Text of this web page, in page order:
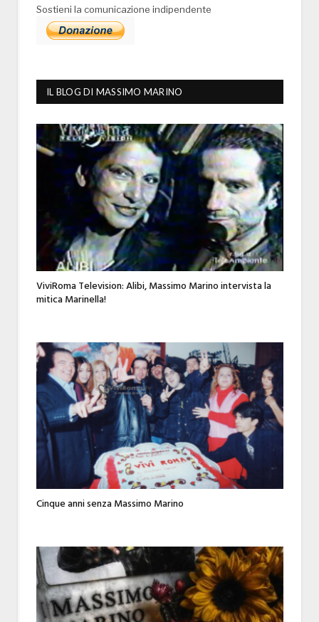
Sostieni la comunicazione indipendente
IL BLOG DI MASSIMO MARINO
ViviRoma Television: Alibi, Massimo Marino intervista la
mitica Marinella!
Cinque anni senza Massimo Marino